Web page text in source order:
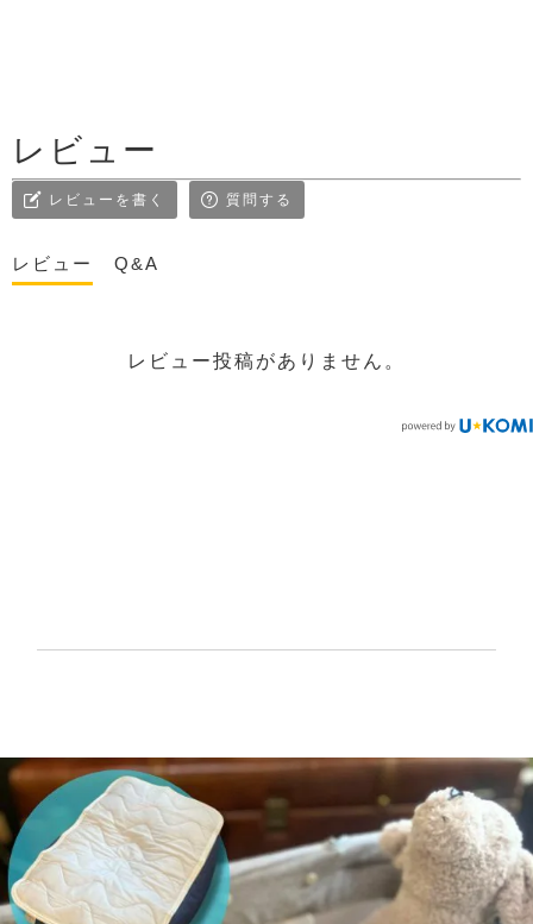
レビュー
レビューを書く 質問する
レビュー Q&A
レビュー投稿がありません。